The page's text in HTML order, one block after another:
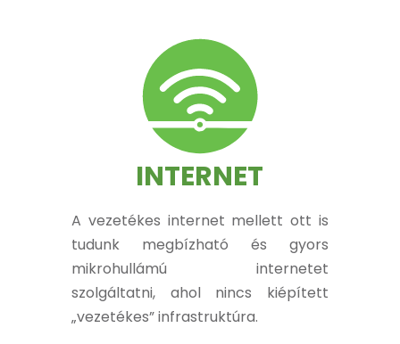
INTERNET
A vezetékes internet mellett ott is
tudunk megbízható és gyors
mikrohullámú internetet
szolgáltatni, ahol nincs kiépített
„vezetékes” infrastruktúra.